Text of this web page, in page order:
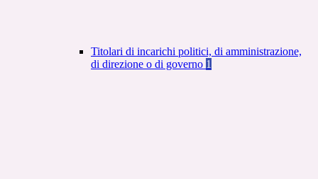
Titolari di incarichi politici, di amministrazione,
di direzione o di governo 1